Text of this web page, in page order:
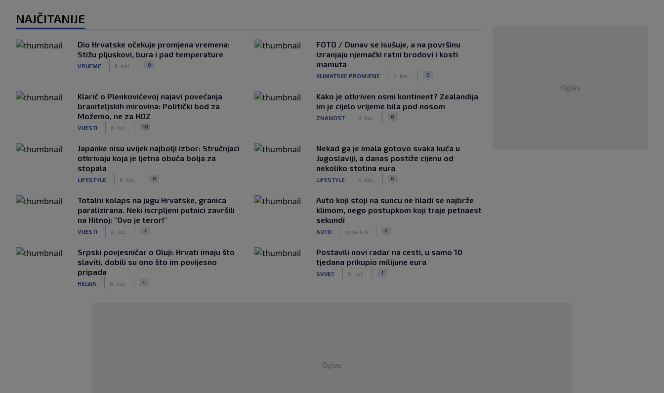
NAJČITANIJE
Dio Hrvatske očekuje promjena vremena:
Stižu pljuskovi, bura i pad temperature
VRIJEME 6. kol. 0
FOTO / Dunav se isušuje, a na površinu
izranjaju njemački ratni brodovi i kosti
mamuta
KLIMATSKE PROMJENE 5. kol. 2
Klarić o Plenkovićevoj najavi povećanja
braniteljskih mirovina: Politički bod za
Možemo, ne za HDZ
VIJESTI 6. kol. 18
Kako je otkriven osmi kontinent? Zealandija
im je cijelo vrijeme bila pod nosom
ZNANOST 6. kol. 0
Japanke nisu uvijek najbolji izbor: Stručnjaci
otkrivaju koja je ljetna obuća bolja za
stopala
LIFESTYLE 6. kol. 0
Nekad ga je imala gotovo svaka kuća u
Jugoslaviji, a danas postiže cijenu od
nekoliko stotina eura
LIFESTYLE 5. kol. 0
Totalni kolaps na jugu Hrvatske, granica
paralizirana. Neki iscrpljeni putnici završili
na Hitnoj: "Ovo je teror!"
VIJESTI 2. kol. 7
Auto koji stoji na suncu ne hladi se najbrže
klimom, nego postupkom koji traje petnaest
sekundi
AUTO prije 4 h 0
Srpski povjesničar o Oluji: Hrvati imaju što
slaviti, dobili su ono što im povijesno
pripada
REGIJA 6. kol. 4
Postavili novi radar na cesti, u samo 10
tjedana prikupio milijune eura
SVIJET 5. kol. 1
Oglas
Oglas